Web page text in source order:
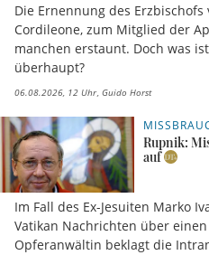
Die Ernennung des Erzbischofs
Cordileone, zum Mitglied der
manchen erstaunt. Doch was
überhaupt?
06.08.2026, 12 Uhr Guido Horst
Rupnik:
auf
Im Fall des Ex-Jesuiten Marko
Vatikan Nachrichten über
Opferanwältin beklagt die